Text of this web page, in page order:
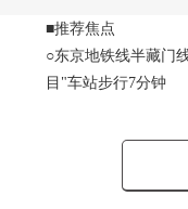
■推荐焦点
○东京地铁线半藏门
目"车站步行7分钟
○建蔽率80%、容积
0在公开招募面积
道路部分。